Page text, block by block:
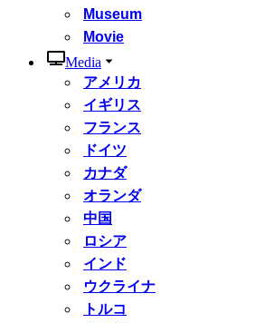
Museum
Movie
Media
アメリカ
イギリス
フランス
ドイツ
カナダ
オランダ
中国
ロシア
インド
ウクライナ
トルコ